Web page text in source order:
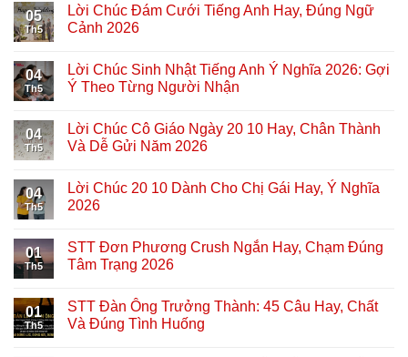
05
Th5
Lời Chúc Đám Cưới Tiếng Anh Hay, Đúng Ngữ
Cảnh 2026
04
Th5
Lời Chúc Sinh Nhật Tiếng Anh Ý Nghĩa 2026: Gợi
Ý Theo Từng Người Nhận
04
Th5
Lời Chúc Cô Giáo Ngày 20 10 Hay, Chân Thành
Và Dễ Gửi Năm 2026
04
Th5
Lời Chúc 20 10 Dành Cho Chị Gái Hay, Ý Nghĩa
2026
01
Th5
STT Đơn Phương Crush Ngắn Hay, Chạm Đúng
Tâm Trạng 2026
01
Th5
STT Đàn Ông Trưởng Thành: 45 Câu Hay, Chất
Và Đúng Tình Huống